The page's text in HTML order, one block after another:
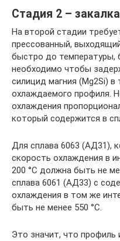
Стадия 2 –
На второй стадии
прессованный,
быстро до температуры,
необходимо чтобы
силицид магния (Mg2Si)
охлаждаемого профиля.
охлаждения
который содержится в
Для сплава 6063 (АД31),
скорость охлаждения в
200 °С должна быть не
сплава 6061 (АД33) с
охлаждения в том же
быть не менее 550 °С.
Это значит, что профиль